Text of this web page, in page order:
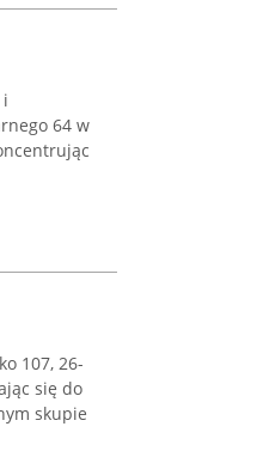
i
64 w
107, 26-
się do
skupie